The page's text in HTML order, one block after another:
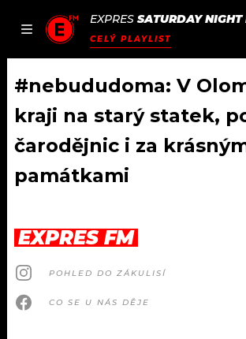
JAK
EXPRES SATURDAY NIGHT
CELÝ PLAYLIST
DOMŮ
ČLÁNKY
HUDBA
ROZHOVORY
RÁDIO
#nebududoma: V
kraji na starý statek,
čarodějnic i za
památkami
EXPRES FM
POHLED DO ZÁKULISÍ
CO SE U NÁS DĚJE